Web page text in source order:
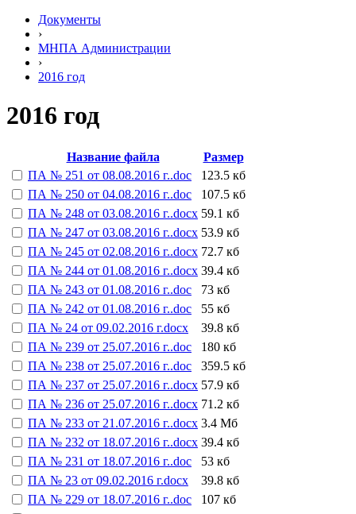
Документы
›
МНПА Администрации
›
2016 год
2016 год
Название файла
Размер
ПА № 251 от 08.08.2016 г..doc
123.5 кб
ПА № 250 от 04.08.2016 г..doc
107.5 кб
ПА № 248 от 03.08.2016 г..docx 59.1 кб
ПА № 247 от 03.08.2016 г..docx 53.9 кб
ПА № 245 от 02.08.2016 г..docx 72.7 кб
ПА № 244 от 01.08.2016 г..docx 39.4 кб
ПА № 243 от 01.08.2016 г..doc
73 кб
ПА № 242 от 01.08.2016 г..doc
55 кб
ПА № 24 от 09.02.2016 г.docx
39.8 кб
ПА № 239 от 25.07.2016 г..doc
180 кб
ПА № 238 от 25.07.2016 г..doc
359.5 кб
ПА № 237 от 25.07.2016 г..docx 57.9 кб
ПА № 236 от 25.07.2016 г..docx 71.2 кб
ПА № 233 от 21.07.2016 г..docx 3.4 Мб
ПА № 232 от 18.07.2016 г..docx 39.4 кб
ПА № 231 от 18.07.2016 г..doc
53 кб
ПА № 23 от 09.02.2016 г.docx
39.8 кб
ПА № 229 от 18.07.2016 г..doc
107 кб